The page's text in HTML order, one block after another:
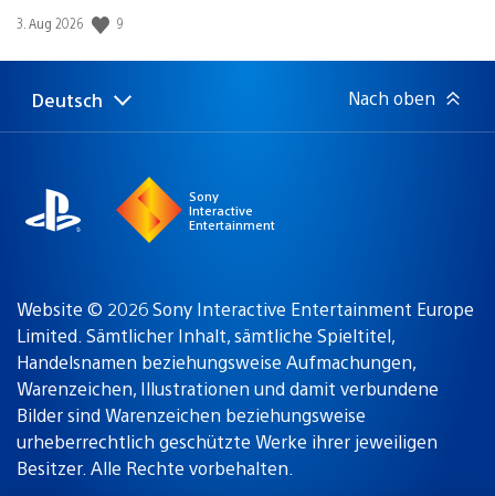
Veröffentlichungsdatum:
3. Aug 2026 9
Select
Aktuelle
Deutsch Nach oben
Sony
Interactive
Entertainment
Website © 2026 Sony Interactive Entertainment Europe
Limited. Sämtlicher Inhalt, sämtliche Spieltitel,
Handelsnamen beziehungsweise Aufmachungen,
Warenzeichen, Illustrationen und damit verbundene
Bilder sind Warenzeichen beziehungsweise
urheberrechtlich geschützte Werke ihrer jeweiligen
Besitzer. Alle Rechte vorbehalten.